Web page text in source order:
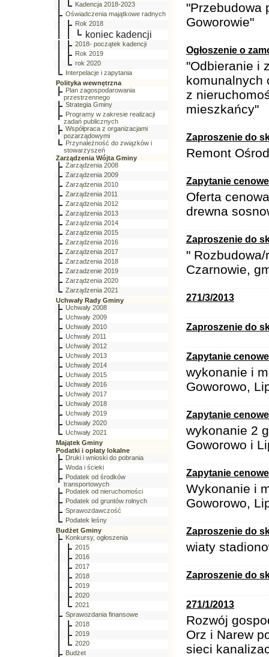
Kadencja 2018-2023
Oświadczenia majątkowe radnych
Rok 2018
koniec kadencji
2018- początek kadencji
Rok 2019
rok 2020
Interpelacje i zapytania
Polityka wewnętrzna
Plan zagospodarowania
przestrzennego
Strategia Gminy
Programy w zakresie realizacji
zadań publicznych
Współpraca z organizacjami
pozarządowymi
Przynależność do związków i
stowarzyszeń
Zarządzenia Wójta Gminy
Zarządzenia 2008
Zarządzenia 2009
Zarządzenia 2010
Zarządzenia 2011
Zarządzenia 2012
Zarządzenia 2013
Zarządzenia 2014
Zarządzenia 2015
Zarządzenia 2016
Zarządzenia 2017
Zarzadzenia 2018
Zarzadzenie 2019
Zarządzenia 2020
Zarządzenia 2021
Uchwały Rady Gminy
Uchwały 2008
Uchwały 2009
Uchwały 2010
Uchwały 2011
Uchwały 2012
Uchwały 2013
Uchwały 2014
Uchwały 2015
Uchwały 2016
Uchwały 2017
Uchwały 2018
Uchwały 2019
Uchwały 2020
Uchwały 2021
Majątek Gminy
Podatki i opłaty lokalne
Druki i wnioski do pobrania
Woda i ścieki
Podatek od środków
transportowych
Podatek od nieruchomości
Podatek od gruntów rolnych
Sprawozdawczość
Podatek leśny
Budżet Gminy
Konkursy, ogłoszenia
2015
2016
2017
2018
2019
2020
2021
Sprawozdania finansowe
2018
2019
2020
Budżet
"Przebudowa
Goworowie"
Ogłoszenie o
"Odbieranie i
komunalnych
z
mieszkańcy"
Zaproszenie do
Remont
Zapytanie cenowe
Oferta
drewna
Zaproszenie do
"
Czarnowie,
271/3/2013
Zaproszenie do
Zapytanie cenowe
wykonanie i
Goworowo,
Zapytanie cenowe
wykonanie 2
Goworowo i
Zapytanie cenowe
Wykonanie i
Goworowo,
Zaproszenie do
wiaty
Zaproszenie do
271/1/2013
Rozwój
Orz i Narew
sieci